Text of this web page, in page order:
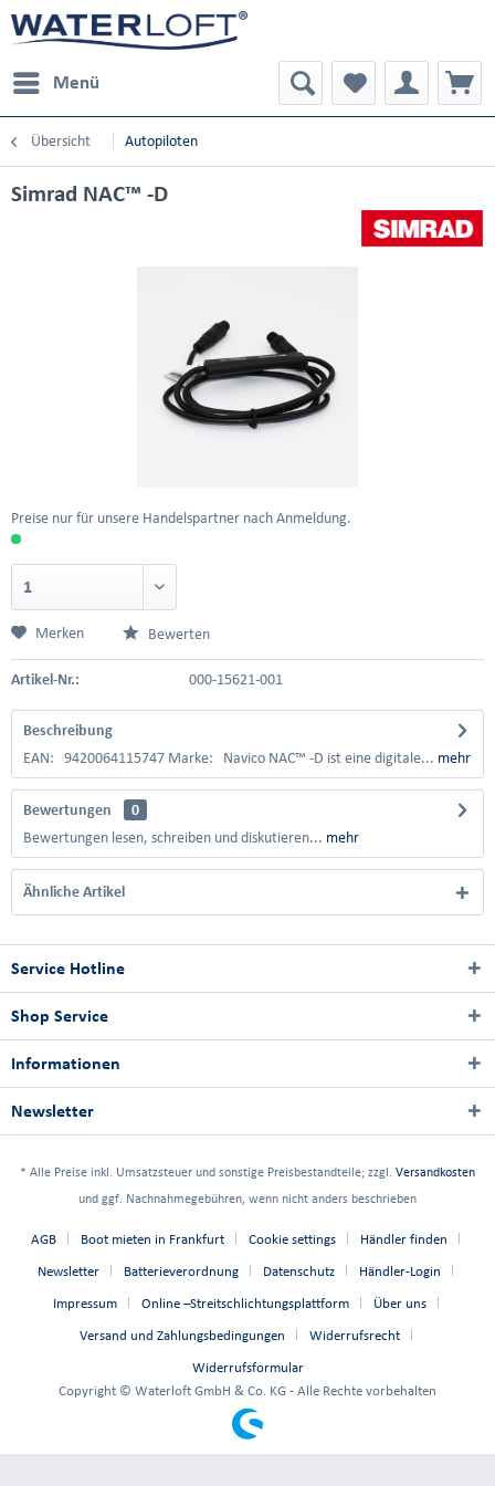
Menü
Übersicht Autopiloten
Simrad NAC™ -D
Preise nur für unsere Handelspartner nach Anmeldung.
Merken Bewerten
Artikel-Nr.: 000-15621-001
Beschreibung
EAN: 9420064115747 Marke: Navico NAC™ -D ist eine digitale... mehr
Bewertungen
0
Bewertungen lesen, schreiben und diskutieren... mehr
Ähnliche Artikel
Service Hotline
Shop Service
Informationen
Newsletter
* Alle Preise inkl. Umsatzsteuer und sonstige Preisbestandteile; zzgl. Versandkosten
und ggf. Nachnahmegebühren, wenn nicht anders beschrieben
AGB Boot mieten in Frankfurt Cookie settings Händler finden
Newsletter Batterieverordnung Datenschutz Händler-Login
Impressum Online –Streitschlichtungsplattform Über uns
Versand und Zahlungsbedingungen Widerrufsrecht
Widerrufsformular
Copyright © Waterloft GmbH & Co. KG - Alle Rechte vorbehalten